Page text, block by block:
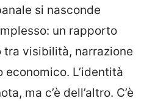
si nasconde
un rapporto
visibilità, narrazione
economico. L’identità
ma c’è dell’altro. C’è